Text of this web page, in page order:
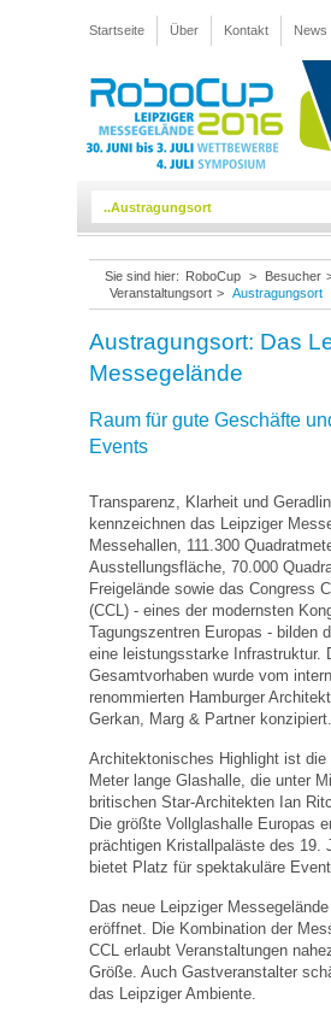
Startseite Über Kontakt News
Sie sind hier: RoboCup > Besucher
Veranstaltungsort > Austragungsort
Austragungsort: Das
Messegelände
Raum für gute Geschäfte
Events
Transparenz, Klarheit und
kennzeichnen das Leipziger
Messehallen, 111.300
Ausstellungsfläche, 70.000
Freigelände sowie das Congress
(CCL) - eines der modernsten
Tagungszentren Europas - bilden
eine leistungsstarke Infrastruktur.
Gesamtvorhaben wurde vom
renommierten Hamburger
Gerkan, Marg & Partner konzipiert.
Architektonisches Highlight ist die
Meter lange Glashalle, die unter
britischen Star-Architekten Ian
Die größte Vollglashalle Europas
prächtigen Kristallpaläste des 19.
bietet Platz für spektakuläre
Das neue Leipziger
eröffnet. Die Kombination der
CCL erlaubt Veranstaltungen
Größe. Auch Gastveranstalter
das Leipziger Ambiente.